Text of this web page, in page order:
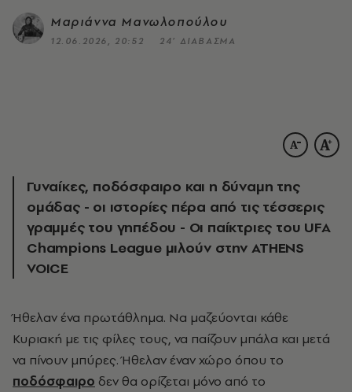
Μαριάννα Μανωλοπούλου
12.06.2026, 20:52 24’ ΔΙΑΒΑΣΜΑ
Γυναίκες, ποδόσφαιρο και η δύναμη της
ομάδας - οι ιστορίες πέρα από τις τέσσερις
γραμμές του γηπέδου - Οι παίκτριες του UFA
Champions League μιλούν στην ATHENS
VOICE
Ήθελαν ένα πρωτάθλημα. Να μαζεύονται κάθε
Κυριακή με τις φίλες τους, να παίζουν μπάλα και μετά
να πίνουν μπύρες. Ήθελαν έναν χώρο όπου το
ποδόσφαιρο δεν θα ορίζεται μόνο από το